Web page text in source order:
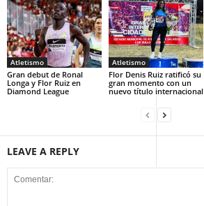
Atletismo
Gran debut de Ronal
Longa y Flor Ruiz en
Diamond League
Atletismo
Flor Denis Ruiz ratificó su
gran momento con un
nuevo título internacional
LEAVE A REPLY